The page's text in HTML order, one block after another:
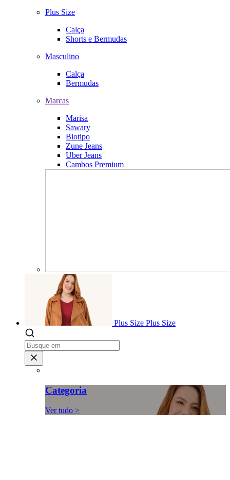
Plus Size
Calça
Shorts e Bermudas
Masculino
Calça
Bermudas
Marcas
Marisa
Sawary
Biotipo
Zune Jeans
Uber Jeans
Cambos Premium
Plus Size Plus Size
Categoria
Ver tudo >